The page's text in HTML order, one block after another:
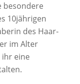
besondere
10jährigen
des Haar-
im Alter
ihr eine